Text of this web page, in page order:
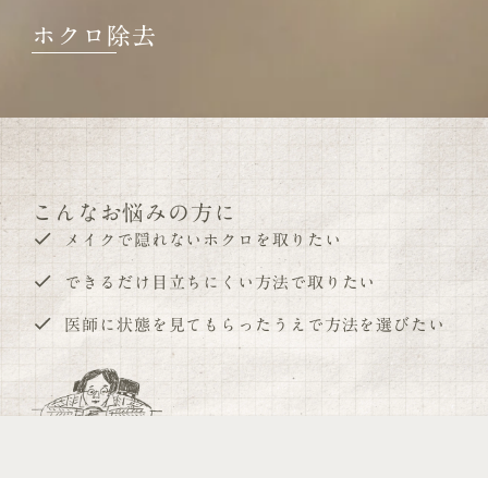
ホクロ除去
こんなお悩みの方に
メイクで隠れないホクロを取りたい
できるだけ目立ちにくい方法で取りたい
医師に状態を見てもらったうえで方法を選びたい